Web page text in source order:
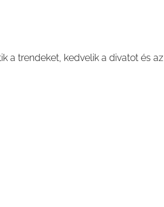
a trendeket, kedvelik a divatot és az